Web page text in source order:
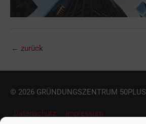
← zurück
© 2026 GRÜNDUNGSZENTRUM 50PLUS
Datenschutz Impressum